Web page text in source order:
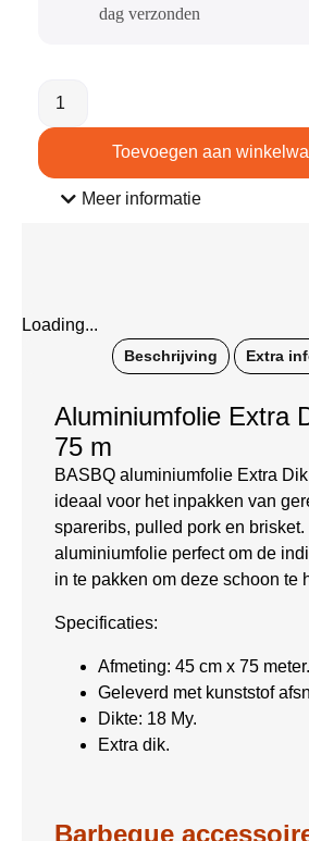
dag verzonden​
Toevoegen aan
Meer informatie
Loading...
Beschrijving Extra
Aluminiumfolie Extra
75 m
BASBQ aluminiumfolie Extra
ideaal voor het inpakken van
spareribs, pulled pork en
aluminiumfolie perfect om de
in te pakken om deze schoon te
Specificaties:
Afmeting: 45 cm x 75 meter.
Geleverd met kunststof
Dikte: 18 My.
Extra dik.
Barbeque